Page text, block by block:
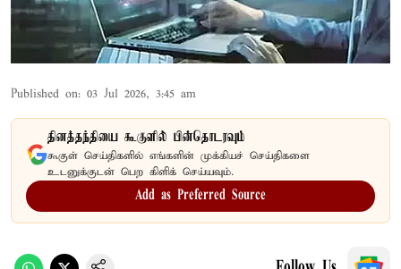
Published on: 03 Jul 2026, 3:45 am
தினத்தந்தியை கூகுளில் பின்தொடரவும்
கூகுள் செய்திகளில் எங்களின் முக்கியச் செய்திகளை
உடனுக்குடன் பெற கிளிக் செய்யவும்.
Add as Preferred Source